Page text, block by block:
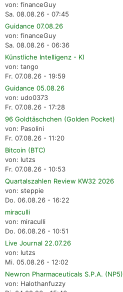
von: financeGuy
Sa. 08.08.26 - 07:45
Guidance 07.08.26
von: financeGuy
Sa. 08.08.26 - 06:36
Künstliche Intelligenz - KI
von: tango
Fr. 07.08.26 - 19:59
Guidance 05.08.26
von: udo0373
Fr. 07.08.26 - 17:28
96 Goldtäschchen (Golden Pocket)
von: Pasolini
Fr. 07.08.26 - 11:20
Bitcoin (BTC)
von: lutzs
Fr. 07.08.26 - 10:53
Quartalszahlen Review KW32 2026
von: steppie
Do. 06.08.26 - 16:22
miraculli
von: miraculli
Do. 06.08.26 - 10:51
Live Journal 22.07.26
von: lutzs
Mi. 05.08.26 - 12:02
Newron Pharmaceuticals S.P.A. (NP5)
von: Halothanfuzzy